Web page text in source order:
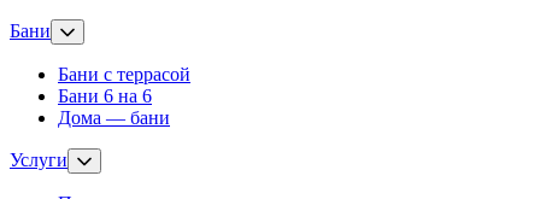
Бани
Бани с террасой
Бани 6 на 6
Дома — бани
Услуги